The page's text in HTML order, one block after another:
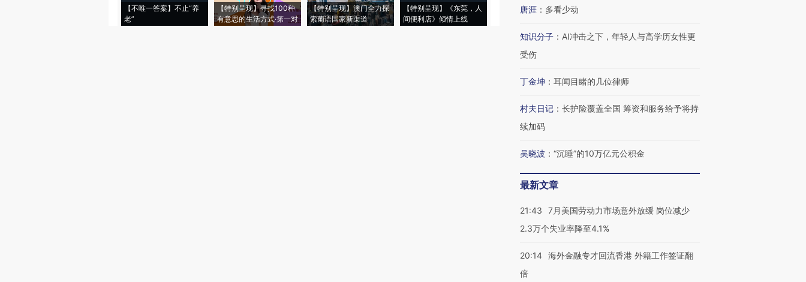
【不唯一答案】不止“养
老”
【特别呈现】寻找100种
有意思的生活方式·第一对
【特别呈现】澳门全力探
索葡语国家新渠道
【特别呈现】《东莞，人
间便利店》倾情上线
会，让数智科技“链”接产
唐涯 ： 多看少动
知识分子 ： AI冲击之下，年轻人与高学历女性更
受伤
丁金坤 ： 耳闻目睹的几位律师
村夫日记 ： 长护险覆盖全国 筹资和服务给予将持
续加码
吴晓波 ： “沉睡”的10万亿元公积金
最新文章
21:43
7月美国劳动力市场意外放缓 岗位减少
2.3万个失业率降至4.1%
20:14 海外金融专才回流香港 外籍工作签证翻
倍